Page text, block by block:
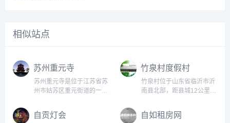
相似站点
苏州重元寺
苏州重元寺是位于江苏省苏
州市姑苏区重元街道的一座
文物保护单位之一。重元寺
竹泉村度假村
竹泉村位于山东省临沂市沂
南县北部，距县城12公里。
里，泉依山出，竹因泉生。
自贡灯会 自如租房网